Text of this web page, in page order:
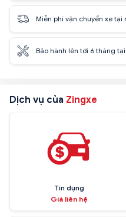
Miễn phí vận chuyển xe tại
Bảo hành lên tới 6 tháng
Dịch vụ của Zingxe
Tín dụng
Giá liên hệ